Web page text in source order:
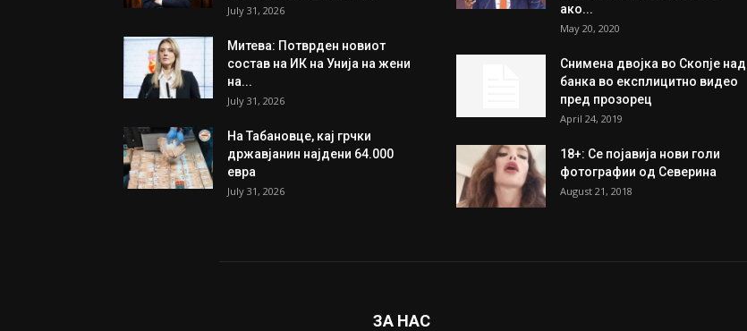
July 31, 2026
Митева: Потврден новиот
состав на ИК на Унија на жени
на...
July 31, 2026
На Табановце, кај грчки
државјанин најдени 64.000
евра
July 31, 2026
ако...
May 20, 2020
Снимена двојка во Скопје над
банка во експлицитно видео
пред прозорец
April 24, 2019
18+: Се појавија нови голи
фотографии од Северина
August 21, 2018
ЗА НАС